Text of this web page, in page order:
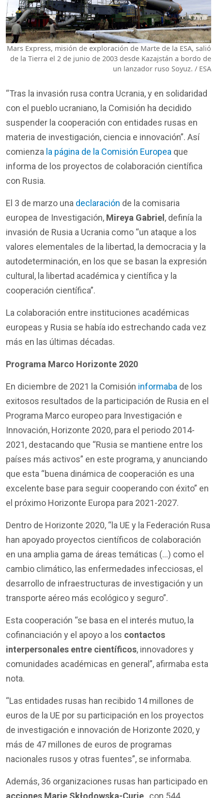
Mars Express, misión de exploración de Marte de la ESA, salió
de la Tierra el 2 de junio de 2003 desde Kazajstán a bordo de
un lanzador ruso Soyuz. / ESA
“Tras la invasión rusa contra Ucrania, y en solidaridad
con el pueblo ucraniano, la Comisión ha decidido
suspender la cooperación con entidades rusas en
materia de investigación, ciencia e innovación”. Así
comienza la página de la Comisión Europea que
informa de los proyectos de colaboración científica
con Rusia.
El 3 de marzo una declaración de la comisaria
europea de Investigación, Mireya Gabriel, definía la
invasión de Rusia a Ucrania como “un ataque a los
valores elementales de la libertad, la democracia y la
autodeterminación, en los que se basan la expresión
cultural, la libertad académica y científica y la
cooperación científica”.
La colaboración entre instituciones académicas
europeas y Rusia se había ido estrechando cada vez
más en las últimas décadas.
Programa Marco Horizonte 2020
En diciembre de 2021 la Comisión informaba de los
exitosos resultados de la participación de Rusia en el
Programa Marco europeo para Investigación e
Innovación, Horizonte 2020, para el periodo 2014-
2021, destacando que “Rusia se mantiene entre los
países más activos” en este programa, y anunciando
que esta “buena dinámica de cooperación es una
excelente base para seguir cooperando con éxito” en
el próximo Horizonte Europa para 2021-2027.
Dentro de Horizonte 2020, “la UE y la Federación Rusa
han apoyado proyectos científicos de colaboración
en una amplia gama de áreas temáticas (…) como el
cambio climático, las enfermedades infecciosas, el
desarrollo de infraestructuras de investigación y un
transporte aéreo más ecológico y seguro”.
Esta cooperación “se basa en el interés mutuo, la
cofinanciación y el apoyo a los contactos
interpersonales entre científicos, innovadores y
comunidades académicas en general”, afirmaba esta
nota.
“Las entidades rusas han recibido 14 millones de
euros de la UE por su participación en los proyectos
de investigación e innovación de Horizonte 2020, y
más de 47 millones de euros de programas
nacionales rusos y otras fuentes”, se informaba.
Además, 36 organizaciones rusas han participado en
acciones Marie Skłodowska-Curie , con 544